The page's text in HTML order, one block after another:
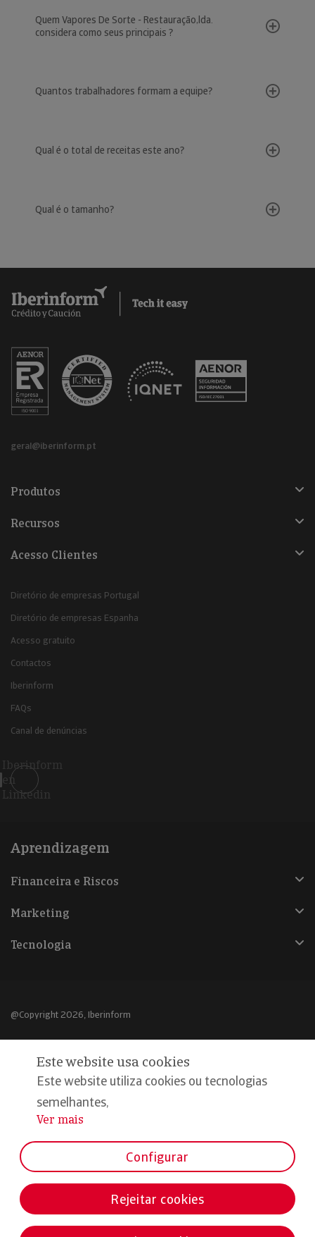
Quem Vapores De Sorte - Restauração,lda.
considera como seus principais ?
Quantos trabalhadores formam a equipe?
Qual é o total de receitas este ano?
Qual é o tamanho?
geral@iberinform.pt
Produtos
Recursos
Acesso Clientes
Diretório de empresas Portugal
Diretório de empresas Espanha
Acesso gratuito
Contactos
Iberinform
FAQs
Canal de denúncias
Iberinform
en
Linkedin
Aprendizagem
Financeira e Riscos
Marketing
Tecnologia
@Copyright 2026, Iberinform
Declaração de privacidade
Compromisso qualidade e segurança
Este website usa cookies
Este website utiliza cookies ou tecnologias
semelhantes,
...
Ver mais
Configurar
Rejeitar cookies